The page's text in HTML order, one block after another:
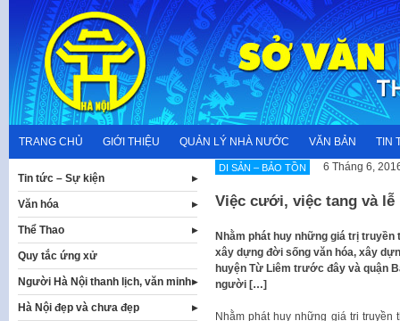
content
TRANG CHỦ GIỚI THIỆU QUẢN LÝ NHÀ NƯỚC VĂN BẢN TIN
DI SẢN – BẢO TỒN 6 Tháng 6,
Việc cưới, việc tang và
Nhằm phát huy những giá trị truyền
xây dựng đời sống văn hóa, xây
huyện Từ Liêm trước đây và quận
người […]
Nhằm phát huy những giá trị
Tin tức – Sự kiện
Văn hóa
Thể Thao
Quy tắc ứng xử
Người Hà Nội thanh lịch, văn minh
Hà Nội đẹp và chưa đẹp